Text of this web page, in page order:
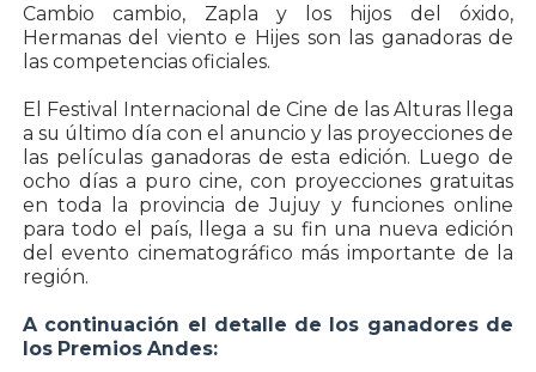
Cambio cambio, Zapla y los hijos del óxido,
Hermanas del viento e Hijes son las ganadoras de
las competencias oficiales.
El Festival Internacional de Cine de las Alturas llega
a su último día con el anuncio y las proyecciones de
las películas ganadoras de esta edición. Luego de
ocho días a puro cine, con proyecciones gratuitas
en toda la provincia de Jujuy y funciones online
para todo el país, llega a su fin una nueva edición
del evento cinematográfico más importante de la
región.
A continuación el detalle de los ganadores de
los Premios Andes: